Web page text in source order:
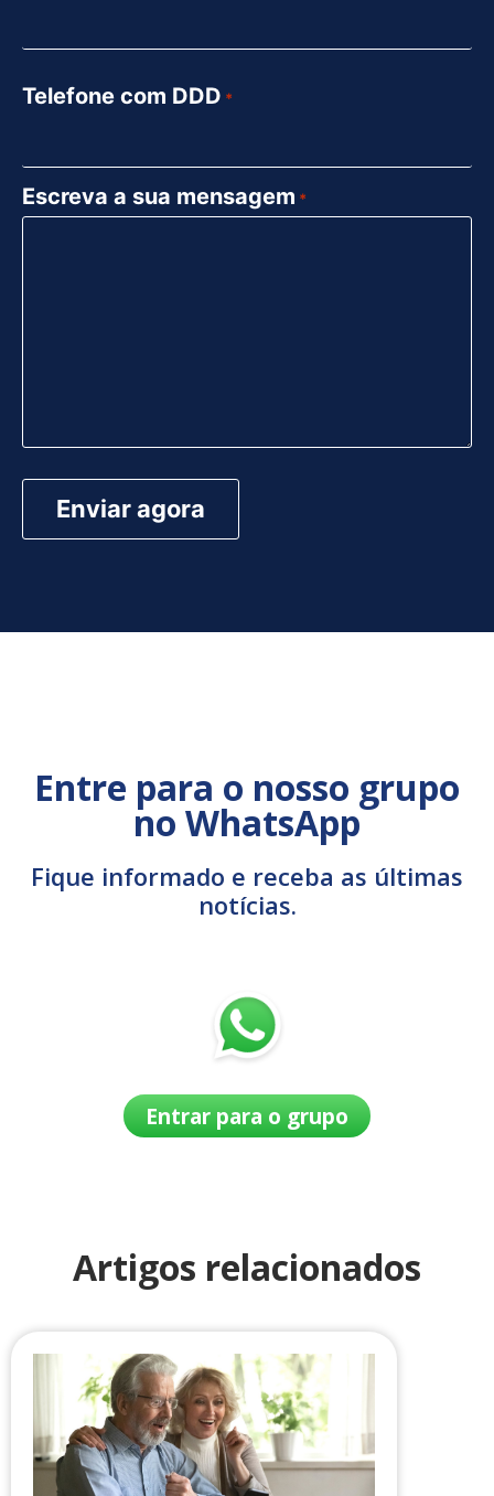
Telefone com DDD *
Escreva a sua mensagem *
Entre para o nosso grupo
no WhatsApp
Fique informado e receba as últimas
notícias.
Entrar para o grupo
Artigos relacionados